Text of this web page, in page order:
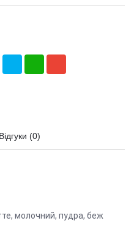
TelegramSkypeWhatsApp
Відгуки (0)
молочний, пудра, беж